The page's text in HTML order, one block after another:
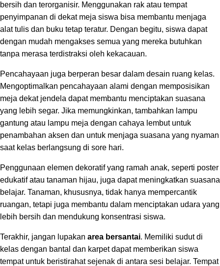
bersih dan terorganisir. Menggunakan rak atau tempat
penyimpanan di dekat meja siswa bisa membantu menjaga
alat tulis dan buku tetap teratur. Dengan begitu, siswa dapat
dengan mudah mengakses semua yang mereka butuhkan
tanpa merasa terdistraksi oleh kekacauan.
Pencahayaan juga berperan besar dalam desain ruang kelas.
Mengoptimalkan pencahayaan alami dengan memposisikan
meja dekat jendela dapat membantu menciptakan suasana
yang lebih segar. Jika memungkinkan, tambahkan lampu
gantung atau lampu meja dengan cahaya lembut untuk
penambahan aksen dan untuk menjaga suasana yang nyaman
saat kelas berlangsung di sore hari.
Penggunaan elemen dekoratif yang ramah anak, seperti poster
edukatif atau tanaman hijau, juga dapat meningkatkan suasana
belajar. Tanaman, khususnya, tidak hanya mempercantik
ruangan, tetapi juga membantu dalam menciptakan udara yang
lebih bersih dan mendukung konsentrasi siswa.
Terakhir, jangan lupakan area bersantai. Memiliki sudut di
kelas dengan bantal dan karpet dapat memberikan siswa
tempat untuk beristirahat sejenak di antara sesi belajar. Tempat